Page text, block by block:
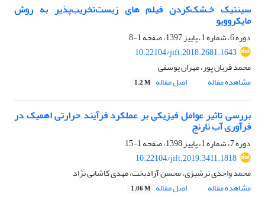
سینتیک خـشک‌کردن فیلم های زیست‌تخریب‌پذیر به روش
مایکروویو
دوره 6، شماره 1، پاییز 1397، صفحه
1-8
10.22104/jift.2018.2681.1643
محمد قربان پور، مهران یوسفی
مشاهده مقاله
اصل مقاله 1.2 M
بررسی تاثیر عوامل فیزیکی بر عملکرد فرآیند حرارتی اهمیک در
فرآوری آب نارنج
دوره 7، شماره 1، پاییز 1398، صفحه
1-15
10.22104/jift.2019.3411.1818
محمد واحدی ترشیزی، محسن آزادبخت، مهدی کاشانی نژاد
مشاهده مقاله
اصل مقاله 1.06 M